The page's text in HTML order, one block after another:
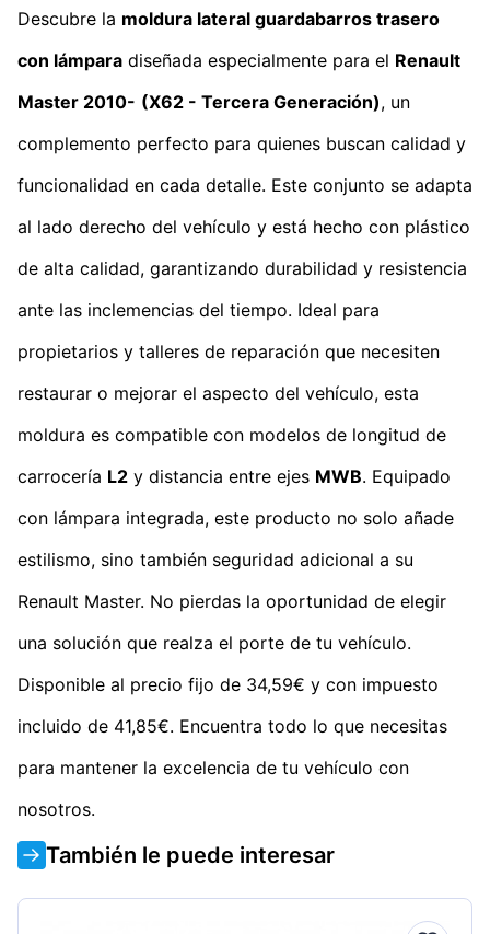
Descubre la moldura lateral guardabarros trasero
con lámpara diseñada especialmente para el Renault
Master 2010- (X62 - Tercera Generación), un
complemento perfecto para quienes buscan calidad y
funcionalidad en cada detalle. Este conjunto se adapta
al lado derecho del vehículo y está hecho con plástico
de alta calidad, garantizando durabilidad y resistencia
ante las inclemencias del tiempo. Ideal para
propietarios y talleres de reparación que necesiten
restaurar o mejorar el aspecto del vehículo, esta
moldura es compatible con modelos de longitud de
carrocería L2 y distancia entre ejes MWB. Equipado
con lámpara integrada, este producto no solo añade
estilismo, sino también seguridad adicional a su
Renault Master. No pierdas la oportunidad de elegir
una solución que realza el porte de tu vehículo.
Disponible al precio fijo de 34,59€ y con impuesto
incluido de 41,85€. Encuentra todo lo que necesitas
para mantener la excelencia de tu vehículo con
nosotros.
También le puede interesar